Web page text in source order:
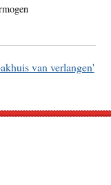
van verlangen'